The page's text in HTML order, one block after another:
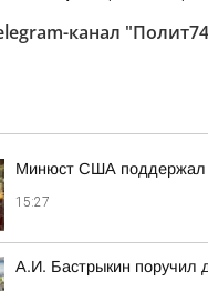
канал
Минюст США поддержал
15:27
А.И. Бастрыкин поручил